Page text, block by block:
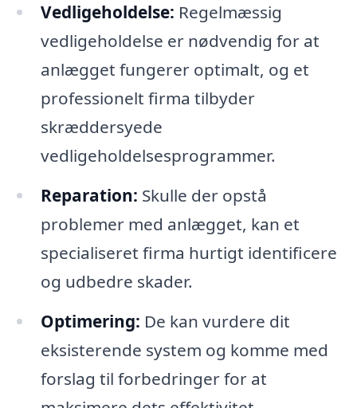
Vedligeholdelse: Regelmæssig
vedligeholdelse er nødvendig for at
anlægget fungerer optimalt, og et
professionelt firma tilbyder
skræddersyede
vedligeholdelsesprogrammer.
Reparation: Skulle der opstå
problemer med anlægget, kan et
specialiseret firma hurtigt identificere
og udbedre skader.
Optimering: De kan vurdere dit
eksisterende system og komme med
forslag til forbedringer for at